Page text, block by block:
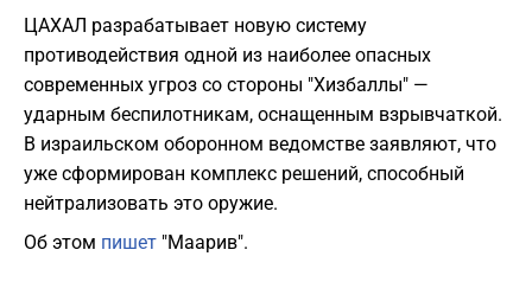
ЦАХАЛ разрабатывает новую систему
противодействия одной из наиболее опасных
современных угроз со стороны "Хизбаллы" —
ударным беспилотникам, оснащенным взрывчаткой.
В израильском оборонном ведомстве заявляют, что
уже сформирован комплекс решений, способный
нейтрализовать это оружие.
Об этом пишет "Маарив".